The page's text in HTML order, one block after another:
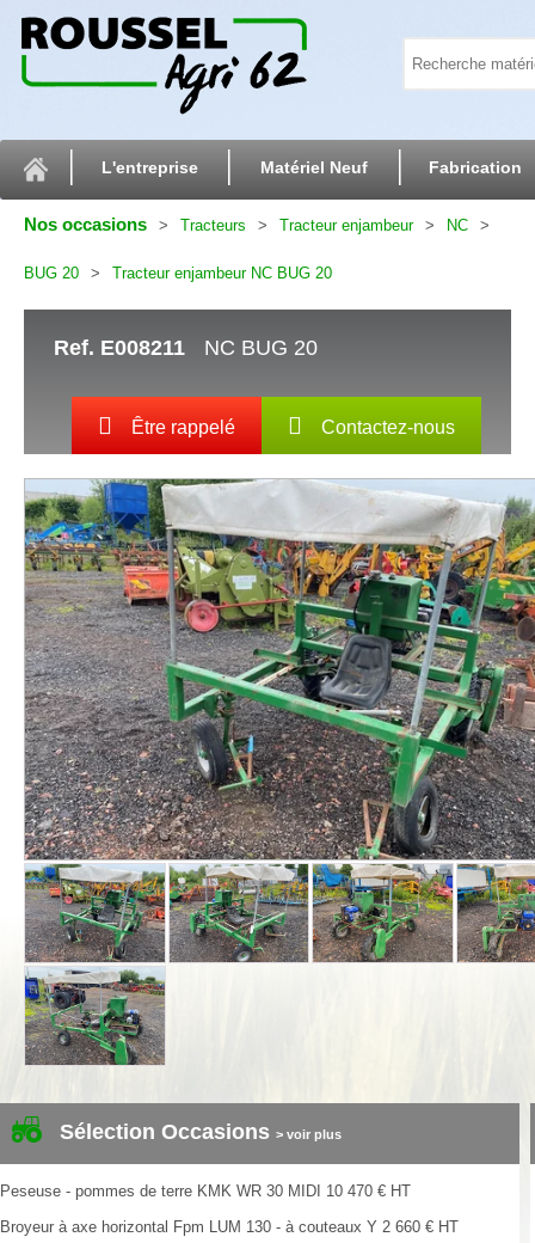
L'entreprise Matériel Neuf Fabrication
Nos occasions Tracteurs Tracteur enjambeur NC
BUG 20 Tracteur enjambeur NC BUG 20
NC BUG 20
Ref. E008211
Être rappelé Contactez-nous
Sélection Occasions > voir plus
Peseuse - pommes de terre KMK WR 30 MIDI 10 470 € HT
Broyeur à axe horizontal Fpm LUM 130 - à couteaux Y 2 660 € HT